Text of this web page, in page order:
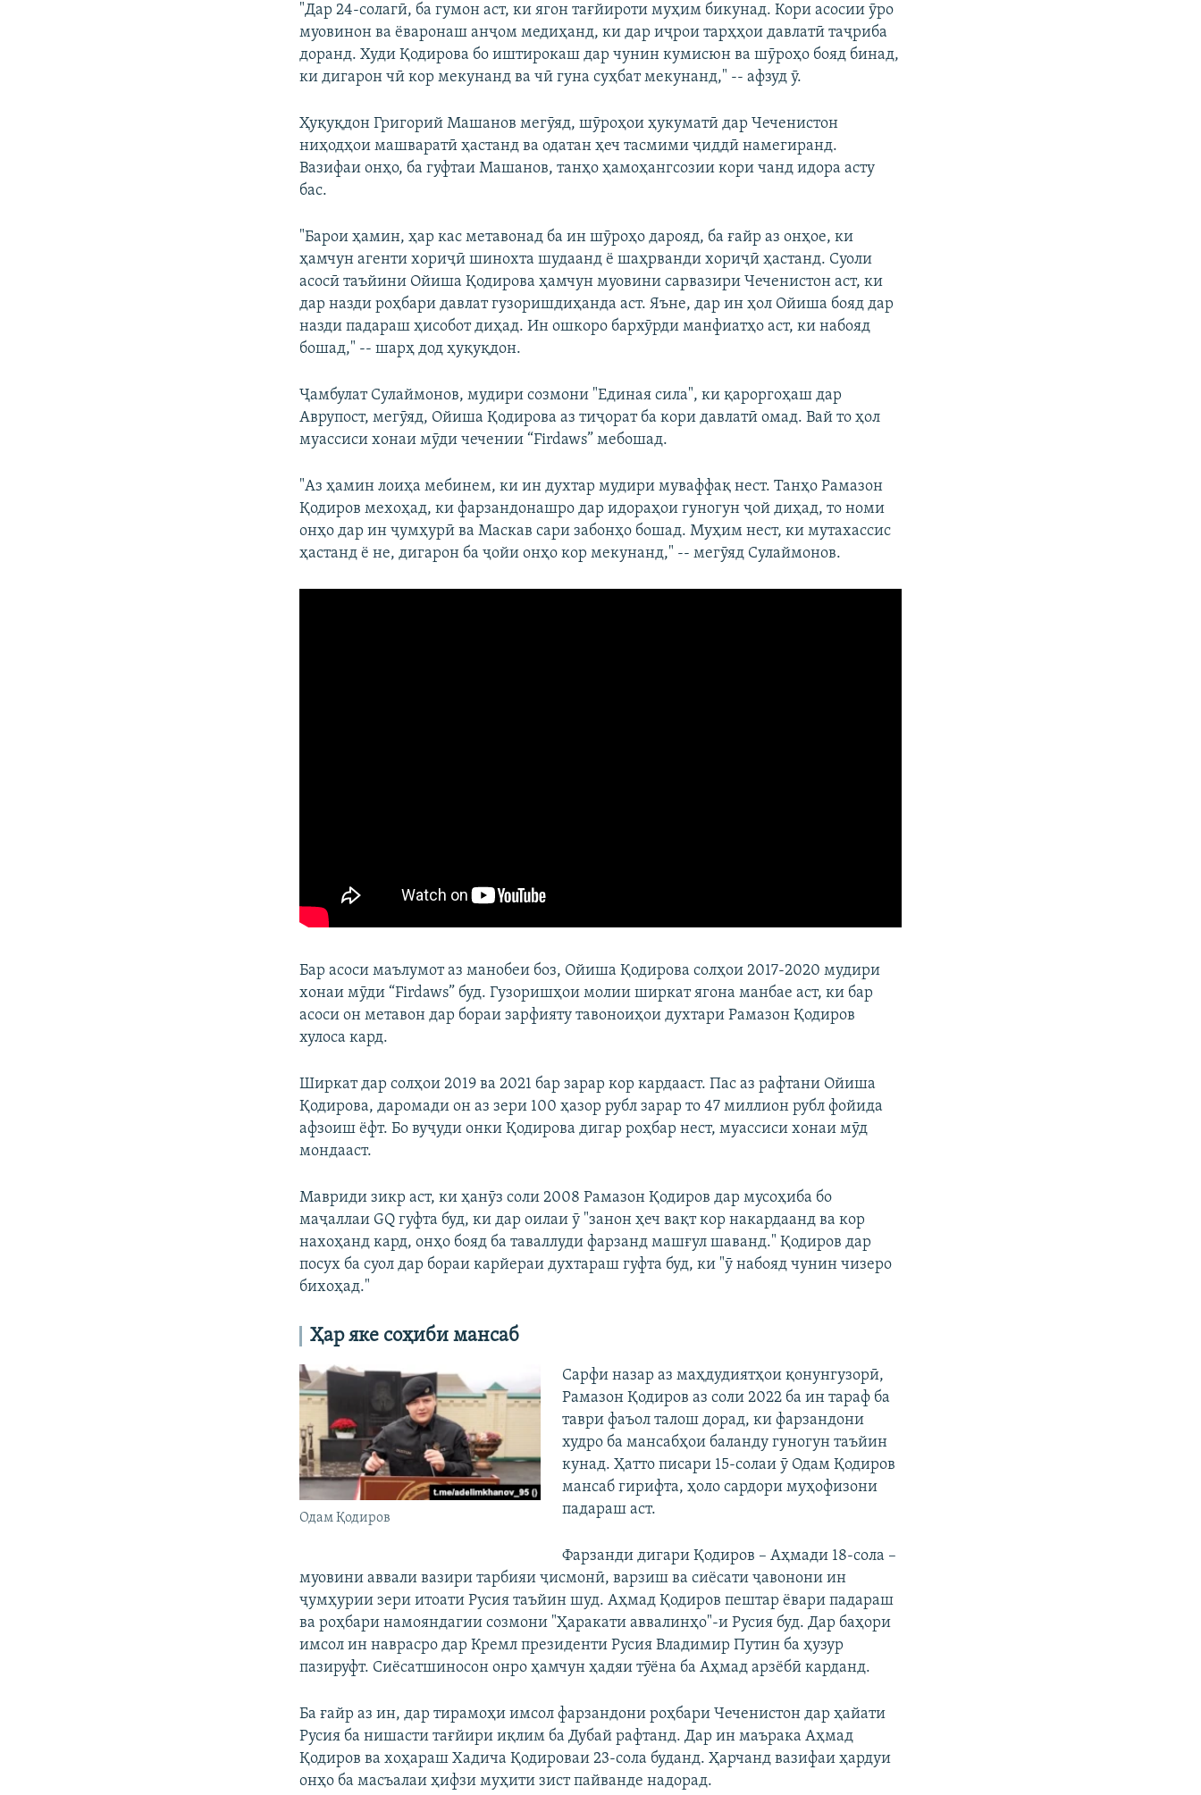
"Дар 24-солагӣ, ба гумон аст, ки ягон тағйироти муҳим бикунад. Кори асосии ӯро
муовинон ва ёваронаш анҷом медиҳанд, ки дар иҷрои тарҳҳои давлатӣ таҷриба
доранд. Худи Қодирова бо иштирокаш дар чунин кумисюн ва шӯроҳо бояд бинад,
ки дигарон чӣ кор мекунанд ва чӣ гуна суҳбат мекунанд," -- афзуд ӯ.
Ҳуқуқдон Григорий Машанов мегӯяд, шӯроҳои ҳукуматӣ дар Чеченистон
ниҳодҳои машваратӣ ҳастанд ва одатан ҳеч тасмими ҷиддӣ намегиранд.
Вазифаи онҳо, ба гуфтаи Машанов, танҳо ҳамоҳангсозии кори чанд идора асту
бас.
"Барои ҳамин, ҳар кас метавонад ба ин шӯроҳо дарояд, ба ғайр аз онҳое, ки
ҳамчун агенти хориҷӣ шинохта шудаанд ё шаҳрванди хориҷӣ ҳастанд. Суоли
асосӣ таъйини Ойиша Қодирова ҳамчун муовини сарвазири Чеченистон аст, ки
дар назди роҳбари давлат гузоришдиҳанда аст. Яъне, дар ин ҳол Ойиша бояд дар
назди падараш ҳисобот диҳад. Ин ошкоро бархӯрди манфиатҳо аст, ки набояд
бошад," -- шарҳ дод ҳуқуқдон.
Ҷамбулат Сулаймонов, мудири созмони "Единая сила", ки қароргоҳаш дар
Аврупост, мегӯяд, Ойиша Қодирова аз тиҷорат ба кори давлатӣ омад. Вай то ҳол
муассиси хонаи мӯди чечении “Firdaws” мебошад.
"Аз ҳамин лоиҳа мебинем, ки ин духтар мудири муваффақ нест. Танҳо Рамазон
Қодиров мехоҳад, ки фарзандонашро дар идораҳои гуногун ҷой диҳад, то номи
онҳо дар ин ҷумҳурӣ ва Маскав сари забонҳо бошад. Муҳим нест, ки мутахассис
ҳастанд ё не, дигарон ба ҷойи онҳо кор мекунанд," -- мегӯяд Сулаймонов.
Бар асоси маълумот аз манобеи боз, Ойиша Қодирова солҳои 2017-2020 мудири
хонаи мӯди “Firdaws” буд. Гузоришҳои молии ширкат ягона манбае аст, ки бар
асоси он метавон дар бораи зарфияту тавоноиҳои духтари Рамазон Қодиров
хулоса кард.
Ширкат дар солҳои 2019 ва 2021 бар зарар кор кардааст. Пас аз рафтани Ойиша
Қодирова, даромади он аз зери 100 ҳазор рубл зарар то 47 миллион рубл фойида
афзоиш ёфт. Бо вуҷуди онки Қодирова дигар роҳбар нест, муассиси хонаи мӯд
мондааст.
Мавриди зикр аст, ки ҳанӯз соли 2008 Рамазон Қодиров дар мусоҳиба бо
маҷаллаи GQ гуфта буд, ки дар оилаи ӯ "занон ҳеч вақт кор накардаанд ва кор
нахоҳанд кард, онҳо бояд ба таваллуди фарзанд машғул шаванд." Қодиров дар
посух ба суол дар бораи карйераи духтараш гуфта буд, ки "ӯ набояд чунин чизеро
бихоҳад."
Ҳар яке соҳиби мансаб
Одам Қодиров
Сарфи назар аз маҳдудиятҳои қонунгузорӣ,
Рамазон Қодиров аз соли 2022 ба ин тараф ба
таври фаъол талош дорад, ки фарзандони
худро ба мансабҳои баланду гуногун таъйин
кунад. Ҳатто писари 15-солаи ӯ Одам Қодиров
мансаб гирифта, ҳоло сардори муҳофизони
падараш аст.
Фарзанди дигари Қодиров – Аҳмади 18-сола –
муовини аввали вазири тарбияи ҷисмонӣ, варзиш ва сиёсати ҷавонони ин
ҷумҳурии зери итоати Русия таъйин шуд. Аҳмад Қодиров пештар ёвари падараш
ва роҳбари намояндагии созмони "Ҳаракати аввалинҳо"-и Русия буд. Дар баҳори
имсол ин наврасро дар Кремл президенти Русия Владимир Путин ба ҳузур
пазируфт. Сиёсатшиносон онро ҳамчун ҳадяи тӯёна ба Аҳмад арзёбӣ карданд.
Ба ғайр аз ин, дар тирамоҳи имсол фарзандони роҳбари Чеченистон дар ҳайати
Русия ба нишасти тағйири иқлим ба Дубай рафтанд. Дар ин маърака Аҳмад
Қодиров ва хоҳараш Хадича Қодироваи 23-сола буданд. Ҳарчанд вазифаи ҳардуи
онҳо ба масъалаи ҳифзи муҳити зист пайванде надорад.